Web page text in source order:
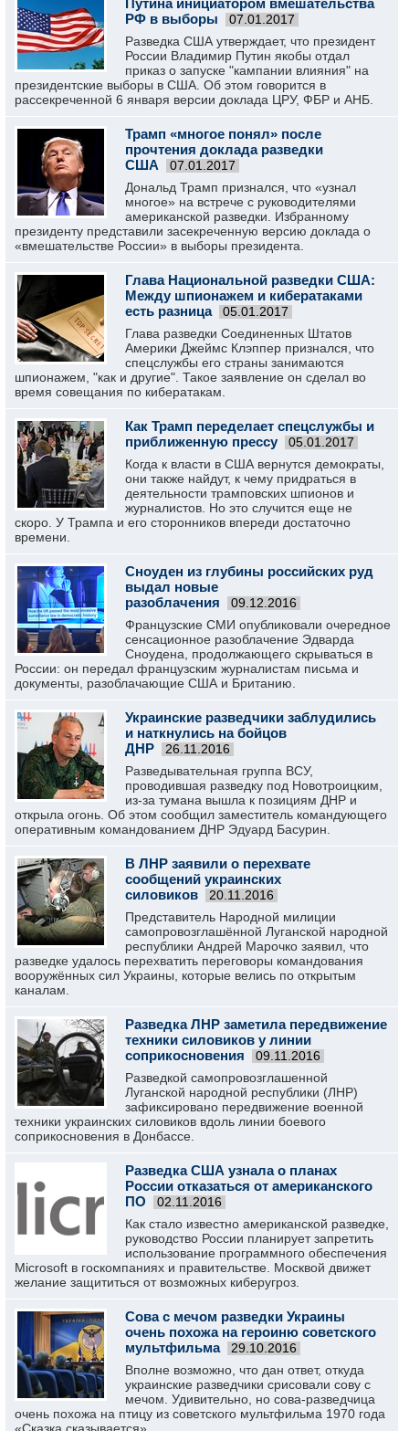
Путина инициатором вмешательства
РФ в выборы
07.01.2017
Разведка США утверждает, что президент
России Владимир Путин якобы отдал
приказ о запуске "кампании влияния" на
президентские выборы в США. Об этом говорится в
рассекреченной 6 января версии доклада ЦРУ, ФБР и АНБ.
Трамп «многое понял» после
прочтения доклада разведки
США
07.01.2017
Дональд Трамп признался, что «узнал
многое» на встрече с руководителями
американской разведки. Избранному
президенту представили засекреченную версию доклада о
«вмешательстве России» в выборы президента.
Глава Национальной разведки США:
Между шпионажем и кибератаками
есть разница
05.01.2017
Глава разведки Соединенных Штатов
Америки Джеймс Клэппер признался, что
спецслужбы его страны занимаются
шпионажем, "как и другие". Такое заявление он сделал во
время совещания по кибератакам.
Как Трамп переделает спецслужбы и
приближенную прессу
05.01.2017
Когда к власти в США вернутся демократы,
они также найдут, к чему придраться в
деятельности трамповских шпионов и
журналистов. Но это случится еще не
скоро. У Трампа и его сторонников впереди достаточно
времени.
Сноуден из глубины российских руд
выдал новые
разоблачения
09.12.2016
Французские СМИ опубликовали очередное
сенсационное разоблачение Эдварда
Сноудена, продолжающего скрываться в
России: он передал французским журналистам письма и
документы, разоблачающие США и Британию.
Украинские разведчики заблудились
и наткнулись на бойцов
ДНР
26.11.2016
Разведывательная группа ВСУ,
проводившая разведку под Новотроицким,
из-за тумана вышла к позициям ДНР и
открыла огонь. Об этом сообщил заместитель командующего
оперативным командованием ДНР Эдуард Басурин.
В ЛНР заявили о перехвате
сообщений украинских
силовиков
20.11.2016
Представитель Народной милиции
самопровозглашённой Луганской народной
республики Андрей Марочко заявил, что
разведке удалось перехватить переговоры командования
вооружённых сил Украины, которые велись по открытым
каналам.
Разведка ЛНР заметила передвижение
техники силовиков у линии
соприкосновения
09.11.2016
Разведкой самопровозглашенной
Луганской народной республики (ЛНР)
зафиксировано передвижение военной
техники украинских силовиков вдоль линии боевого
соприкосновения в Донбассе.
Разведка США узнала о планах
России отказаться от американского
ПО
02.11.2016
Как стало известно американской разведке,
руководство России планирует запретить
использование программного обеспечения
Microsoft в госкомпаниях и правительстве. Москвой движет
желание защититься от возможных киберугроз.
Сова с мечом разведки Украины
очень похожа на героиню советского
мультфильма
29.10.2016
Вполне возможно, что дан ответ, откуда
украинские разведчики срисовали сову с
мечом. Удивительно, но сова-разведчица
очень похожа на птицу из советского мультфильма 1970 года